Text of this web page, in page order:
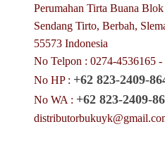
Perumahan Tirta Buana
Sendang Tirto, Berbah,
55573 Indonesia
No Telpon : 0274-4536165 -
No HP : +62 823-2409-
No WA : +62 823-2409-